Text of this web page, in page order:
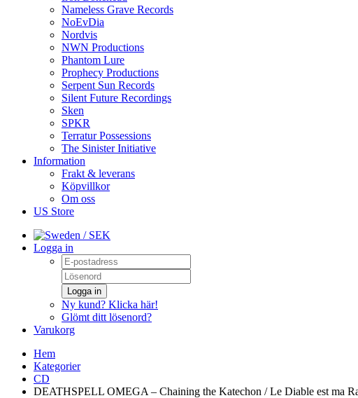
Nameless Grave Records
NoEvDia
Nordvis
NWN Productions
Phantom Lure
Prophecy Productions
Serpent Sun Records
Silent Future Recordings
Sken
SPKR
Terratur Possessions
The Sinister Initiative
Information
Frakt & leverans
Köpvillkor
Om oss
US Store
/ SEK
Logga in
Logga in
Ny kund? Klicka här!
Glömt ditt lösenord?
Varukorg
Hem
Kategorier
CD
DEATHSPELL OMEGA – Chaining the Katechon / Le Diable est ma